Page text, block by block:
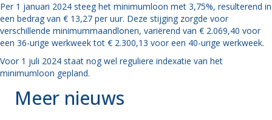
Per 1 januari 2024 steeg het minimumloon met 3,75%, resulterend in
een bedrag van € 13,27 per uur. Deze stijging zorgde voor
verschillende minimummaandlonen, variërend van € 2.069,40 voor
een 36-urige werkweek tot € 2.300,13 voor een 40-urige werkweek.
Voor 1 juli 2024 staat nog wel reguliere indexatie van het
minimumloon gepland.
Meer nieuws